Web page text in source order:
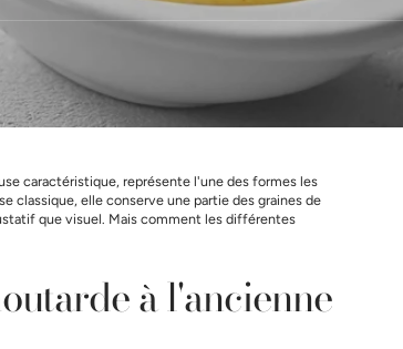
caractéristique, représente l'une des formes les
classique, elle conserve une partie des graines de
que visuel. Mais comment les différentes
à l'ancienne